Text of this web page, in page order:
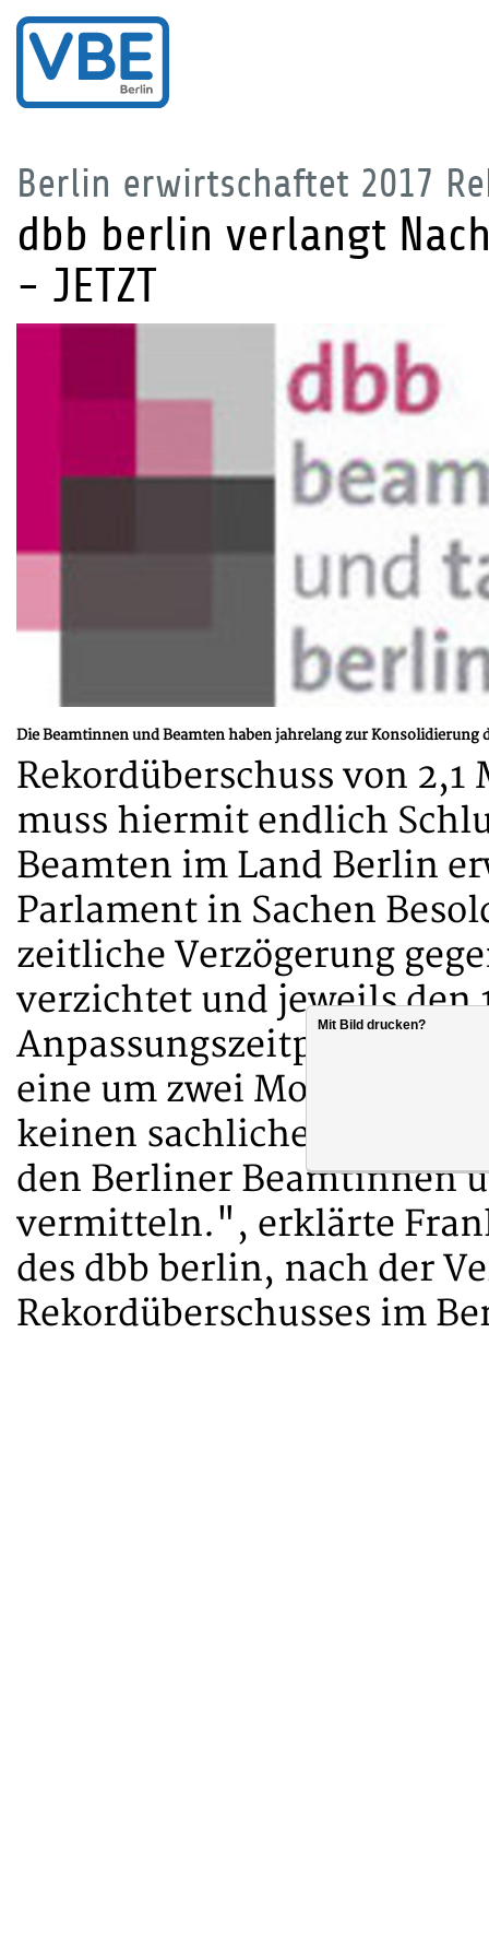
Berlin erwirtschaftet 2017
dbb berlin verlangt
- JETZT
Die Beamtinnen und Beamten haben jahrelang zur
Rekordüberschuss von
muss hiermit endlich
Beamten im Land Berlin
Parlament in Sachen
zeitliche Verzögerung
verzichtet und jeweils den
Anpassungszeitpunkt
eine um zwei Monate
keinen sachlichen Grund.
den Berliner Beamtinnen
vermitteln.", erklärte
des dbb berlin, nach der
Rekordüberschusses im
Mit Bild drucken?